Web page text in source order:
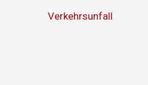
Verkehrsunfall